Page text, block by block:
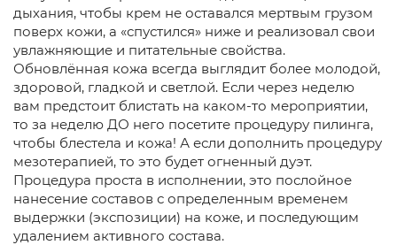
дыхания, чтобы крем не оставался мертвым грузом
поверх кожи, а «спустился» ниже и реализовал свои
увлажняющие и питательные свойства.
Обновлённая кожа всегда выглядит более молодой,
здоровой, гладкой и светлой. Если через неделю
вам предстоит блистать на каком-то мероприятии,
то за неделю ДО него посетите процедуру пилинга,
чтобы блестела и кожа! А если дополнить процедуру
мезотерапией, то это будет огненный дуэт.
Процедура проста в исполнении, это послойное
нанесение составов с определенным временем
выдержки (экспозиции) на коже, и последующим
удалением активного состава.